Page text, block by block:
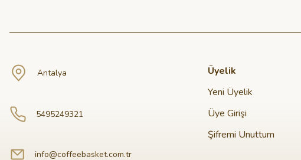
Antalya
5495249321
info@coffeebasket.com.tr
Üyelik
Yeni Üyelik
Üye Girişi
Şifremi Unuttum